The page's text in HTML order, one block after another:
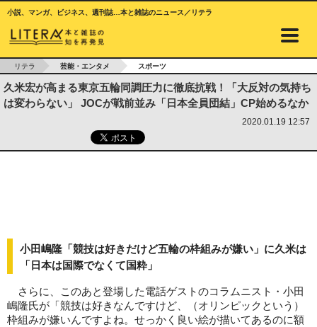
小説、マンガ、ビジネス、週刊誌…本と雑誌のニュース／リテラ
リテラ 芸能・エンタメ スポーツ
久米宏が高まる東京五輪同調圧力に徹底抗戦！「大反対の気持ち
は変わらない」 JOCが戦前並み「日本全員団結」CP始めるなか
2020.01.19 12:57
小田嶋隆「競技は好きだけど五輪の枠組みが嫌い」に久米は
「日本は国際でなくて国粋」
さらに、このあと登場した電話ゲストのコラムニスト・小田
嶋隆氏が「競技は好きなんですけど、（オリンピックという）
枠組みが嫌いんですよね。せっかく良い絵が描いてあるのに額